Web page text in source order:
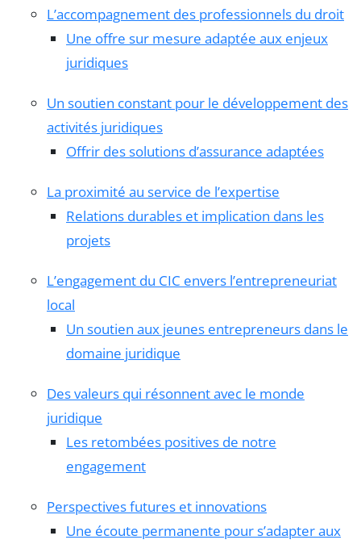
L’accompagnement des professionnels du droit
Une offre sur mesure adaptée aux enjeux
juridiques
Un soutien constant pour le développement des
activités juridiques
Offrir des solutions d’assurance adaptées
La proximité au service de l’expertise
Relations durables et implication dans les
projets
L’engagement du CIC envers l’entrepreneuriat
local
Un soutien aux jeunes entrepreneurs dans le
domaine juridique
Des valeurs qui résonnent avec le monde
juridique
Les retombées positives de notre
engagement
Perspectives futures et innovations
Une écoute permanente pour s’adapter aux